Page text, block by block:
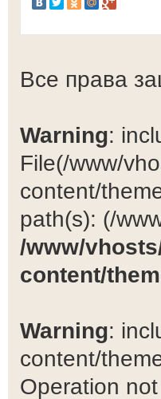
Все права
Warning:
File(/www/
content/
path(s): (/
/www/
content/
Warning:
content/
Operation